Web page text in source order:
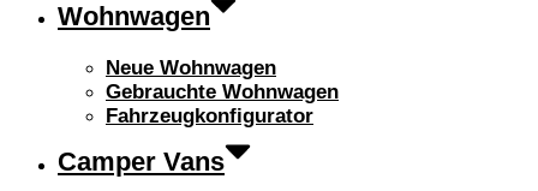
Wohnwagen
Neue Wohnwagen
Gebrauchte Wohnwagen
Fahrzeugkonfigurator
Camper Vans